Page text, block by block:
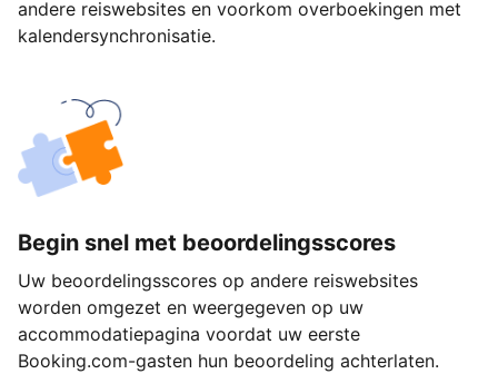
andere reiswebsites en voorkom overboekingen met
kalendersynchronisatie.
Begin snel met beoordelingsscores
Uw beoordelingsscores op andere reiswebsites
worden omgezet en weergegeven op uw
accommodatiepagina voordat uw eerste
Booking.com-gasten hun beoordeling achterlaten.